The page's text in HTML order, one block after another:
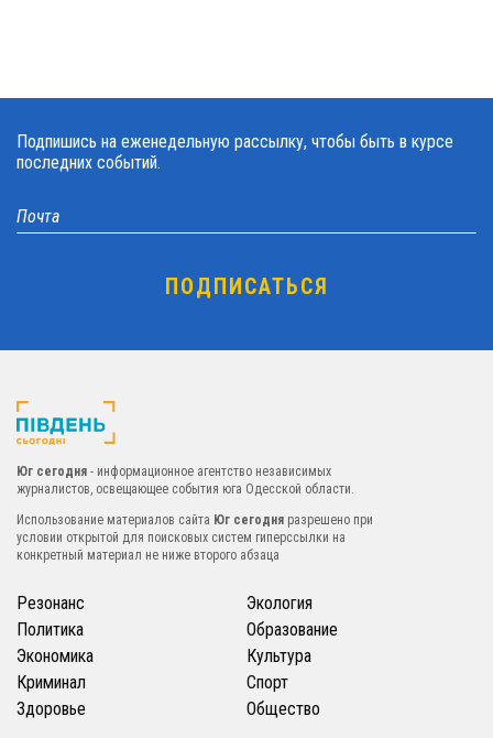
Подпишись на еженедельную рассылку, чтобы быть в курсе
последних событий.
Юг сегодня - информационное агентство независимых
журналистов, освещающее события юга Одесской области.
Использование материалов сайта Юг сегодня разрешено при
условии открытой для поисковых систем гиперссылки на
конкретный материал не ниже второго абзаца
Резонанс
Политика
Экономика
Криминал
Здоровье
Экология
Образование
Культура
Спорт
Общество